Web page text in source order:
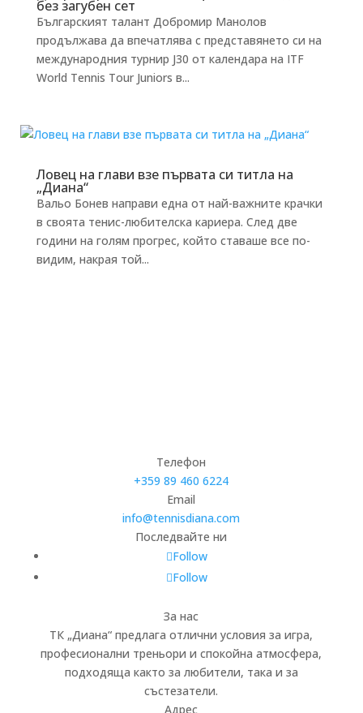
без загубен сет
Българският талант Добромир Манолов
продължава да впечатлява с представянето си на
международния турнир J30 от календара на ITF
World Tennis Tour Juniors в...
Ловец на глави взе първата си титла на
„Диана“
Вальо Бонев направи една от най-важните крачки
в своята тенис-любителска кариера. След две
години на голям прогрес, който ставаше все по-
видим, накрая той...
Телефон
+359 89 460 6224­
Email
info@tennisdiana.com
Последвайте ни
Follow
Follow
За нас
ТК „Диана“ предлага отлични условия за игра,
професионални треньори и спокойна атмосфера,
подходяща както за любители, така и за
състезатели.
Адрес